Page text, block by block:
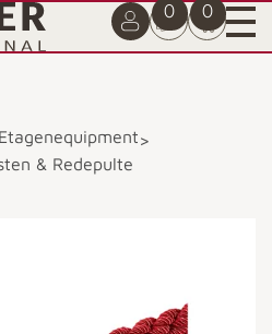
0 0
>
& Redepulte